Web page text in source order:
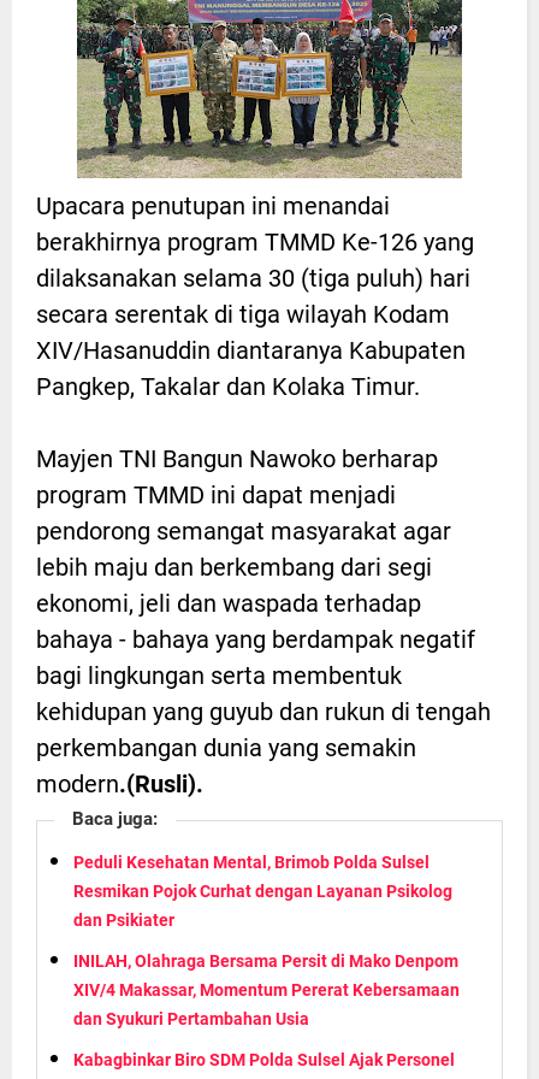
Upacara penutupan ini menandai
berakhirnya program TMMD Ke-126 yang
dilaksanakan selama 30 (tiga puluh) hari
secara serentak di tiga wilayah Kodam
XIV/Hasanuddin diantaranya Kabupaten
Pangkep, Takalar dan Kolaka Timur.
Mayjen TNI Bangun Nawoko berharap
program TMMD ini dapat menjadi
pendorong semangat masyarakat agar
lebih maju dan berkembang dari segi
ekonomi, jeli dan waspada terhadap
bahaya - bahaya yang berdampak negatif
bagi lingkungan serta membentuk
kehidupan yang guyub dan rukun di tengah
perkembangan dunia yang semakin
modern.(Rusli).
Baca juga:
Peduli Kesehatan Mental, Brimob Polda Sulsel
Resmikan Pojok Curhat dengan Layanan Psikolog
dan Psikiater
INILAH, Olahraga Bersama Persit di Mako Denpom
XIV/4 Makassar, Momentum Pererat Kebersamaan
dan Syukuri Pertambahan Usia
Kabagbinkar Biro SDM Polda Sulsel Ajak Personel